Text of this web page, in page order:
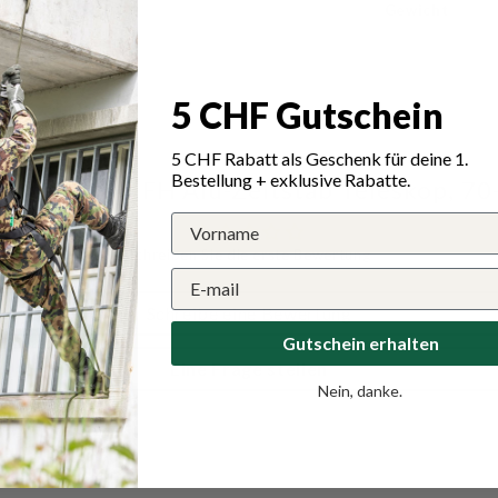
Hering
für MFH Alu-Zeltstab Teleskop,
Schreiben Sie die erste Bewertung
Schreibe eine Bewertung
Eine Frage stellen
5 CHF Gutschein
5 CHF Rabatt als Geschenk für deine 1.
Bestellung + exklusive Rabatte.
Gutschein erhalten
Nein, danke.